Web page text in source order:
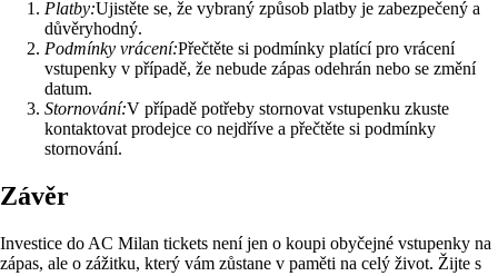
Platby:Ujistěte se, že vybraný způsob platby je zabezpečený a
důvěryhodný.
Podmínky vrácení:Přečtěte si podmínky platící pro vrácení
vstupenky v případě, že nebude zápas odehrán nebo se změní
datum.
Stornování:V případě potřeby stornovat vstupenku zkuste
kontaktovat prodejce co nejdříve a přečtěte si podmínky
stornování.
Závěr
Investice do AC Milan tickets není jen o koupi obyčejné vstupenky na
zápas, ale o zážitku, který vám zůstane v paměti na celý život. Žijte s